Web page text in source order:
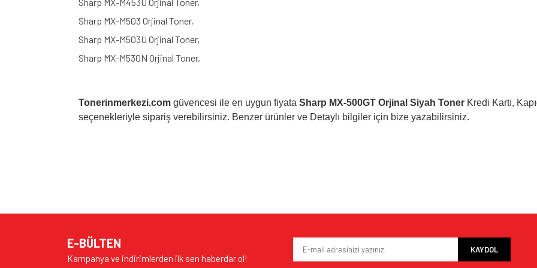
Sharp MX-M503 Orjinal Toner,
Sharp MX-M503U Orjinal Toner,
Sharp MX-M530N Orjinal Toner,
Tonerinmerkezi.com güvencesi ile en uygun fiyata Sharp MX-500GT Orjinal Siyah Toner Kredi Kartı,
seçenekleriyle sipariş verebilirsiniz. Benzer ürünler ve Detaylı bilgiler için bize yazabilirsiniz.
Ürün resmi kalitesiz, bozuk veya görüntülenemiyor.
Ürün bilgilerinde hatalar bulunuyor.
E-BÜLTEN
Kampanya ve indirimlerden ilk sen haberdar ol!
KAYDOL